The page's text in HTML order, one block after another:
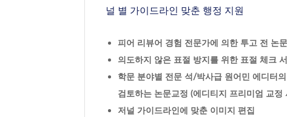
널 별 가이드라인 맞춘 행정 지원
피어 리뷰어 경험 전문가에 의한 투고 전 논
의도하지 않은 표절 방지를 위한 표절 체크
학문 분야별 전문 석/박사급 원어민 에디터
검토하는 논문교정 (에디티지 프리미엄 교정
저널 가이드라인에 맞춘 이미지 편집